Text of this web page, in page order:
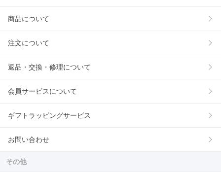
商品について
注文について
返品・交換・修理について
会員サービスについて
ギフトラッピングサービス
お問い合わせ
その他